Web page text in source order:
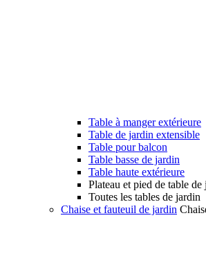
Table à manger extérieure
Table de jardin extensible
Table pour balcon
Table basse de jardin
Table haute extérieure
Plateau et pied de table de
Toutes les tables de jardin
Chaise et fauteuil de jardin